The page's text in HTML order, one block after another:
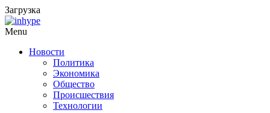
Загрузка
Menu
Новости
Политика
Экономика
Общество
Происшествия
Технологии